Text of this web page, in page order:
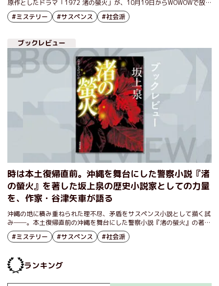
原作としたドラマ「1972 渚の螢火」が、10月19日からWOWOWで放
送・配信される。秘密裏に解決するため、琉球警察の特別対策室班長に
任命された主人公・真栄田太一を演じるのは、高橋一生さん。真栄田の
#ミステリー #サスペンス #社会派
ブックレビュー
時は本土復帰直前。沖縄を舞台にした警察小説『渚
の螢火』を著した坂上泉の歴史小説家としての力量
を、作家・谷津矢車が語る
沖縄の地に積み重ねられた理不尽、矛盾をサスペンス小説として描く試
み──。本土復帰直前の沖縄を舞台にした警察小説『渚の螢火』の著
者・坂上泉の歴史小説家としての力量を、先輩作家である谷津矢車さん
が語ります。
#ミステリー #サスペンス #社会派
ランキング